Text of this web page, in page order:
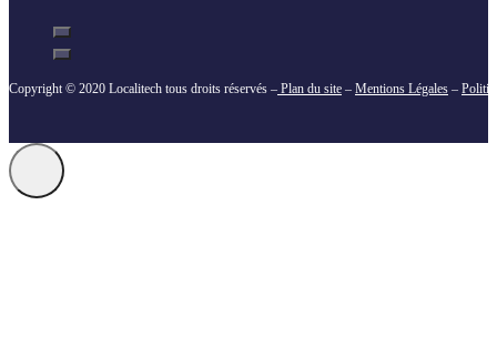
Copyright © 2020 Localitech tous droits réservés – Plan du site – Mentions Légales –